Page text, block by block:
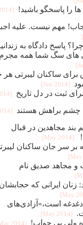
ها را پاسخگو باشید!
مهم نیست. علیه
پاسخ دادگاه به
های سگ شما همه مجرم
ساکنان لیبرتی هر
[2014 Jun]
ثبت در دل تاریخ
چشم براهش هستند
مجاهدین در قبال
[2014 May]
بر سر جان ساکنان
مجاهد صدیق نام
زنان ایرانی که حجابشان
است،«آزادی‌های
[2014 May]
ولی بی جواب!